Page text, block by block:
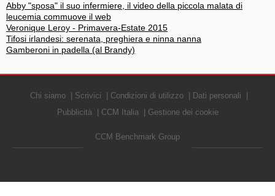
Abby "sposa" il suo infermiere, il video della piccola malata di
leucemia commuove il web
Veronique Leroy - Primavera-Estate 2015
Tifosi irlandesi: serenata, preghiera e ninna nanna
Gamberoni in padella (al Brandy)
Chi siamo Scrivici Condizioni di utilizzo
Dati personali
Pubblicità
CCM Italia Gestione dei cookie
CCM Benchmark Group